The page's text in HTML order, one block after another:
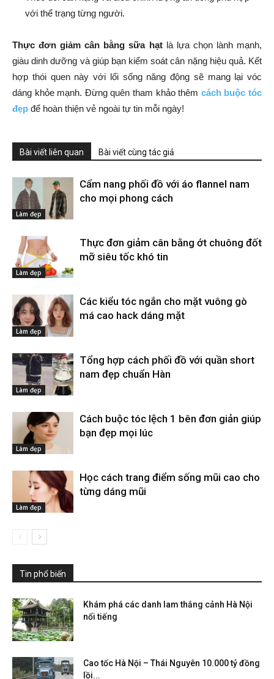
với thể trạng từng người.
Thực đơn giảm cân bằng sữa hạtlà lựa chọn lành mạnh,
giàu dinh dưỡng và giúp bạn kiểm soát cân nặng hiệu quả. Kết
hợp thói quen này với lối sống năng động sẽ mang lại vóc
dáng khỏe mạnh. Đừng quên tham khảo thêm cách buộc tóc
đẹp để hoàn thiện vẻ ngoài tự tin mỗi ngày!
Bài viết liên quan Bài viết cùng tác giả
Làm đẹp
Cẩm nang phối đồ với áo flannel nam
cho mọi phong cách
Làm đẹp
Thực đơn giảm cân bằng ớt chuông đốt
mỡ siêu tốc khó tin
Làm đẹp
Các kiểu tóc ngắn cho mặt vuông gò
má cao hack dáng mặt
Làm đẹp
Tổng hợp cách phối đồ với quần short
nam đẹp chuẩn Hàn
Làm đẹp
Cách buộc tóc lệch 1 bên đơn giản giúp
bạn đẹp mọi lúc
Làm đẹp
Học cách trang điểm sống mũi cao cho
từng dáng mũi
Tin phổ biến
Khám phá các danh lam thắng cảnh Hà Nội
nổi tiếng
Cao tốc Hà Nội – Thái Nguyên 10.000 tỷ đồng
lồi...